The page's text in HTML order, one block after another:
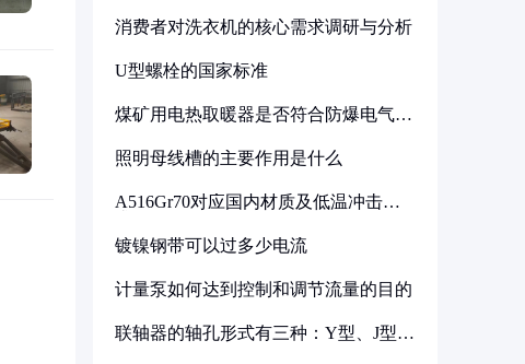
消费者对洗衣机的核心需求调研与分析
U型螺栓的国家标准
煤矿用电热取暖器是否符合防爆电气设
照明母线槽的主要作用是什么
A516Gr70对应国内材质及低温冲击要
镀镍钢带可以过多少电流
计量泵如何达到控制和调节流量的目的
联轴器的轴孔形式有三种：Y型、J型、